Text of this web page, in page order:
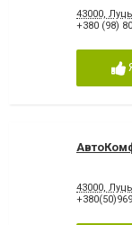
43000,
+380 (98)
43000,